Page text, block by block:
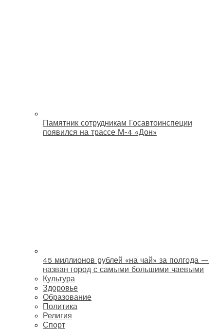
Памятник сотрудникам Госавтоинспеции
появился на трассе М-4 «Дон»
45 миллионов рублей «на чай» за полгода —
назван город с самыми большими чаевыми
Культура
Здоровье
Образование
Политика
Религия
Спорт